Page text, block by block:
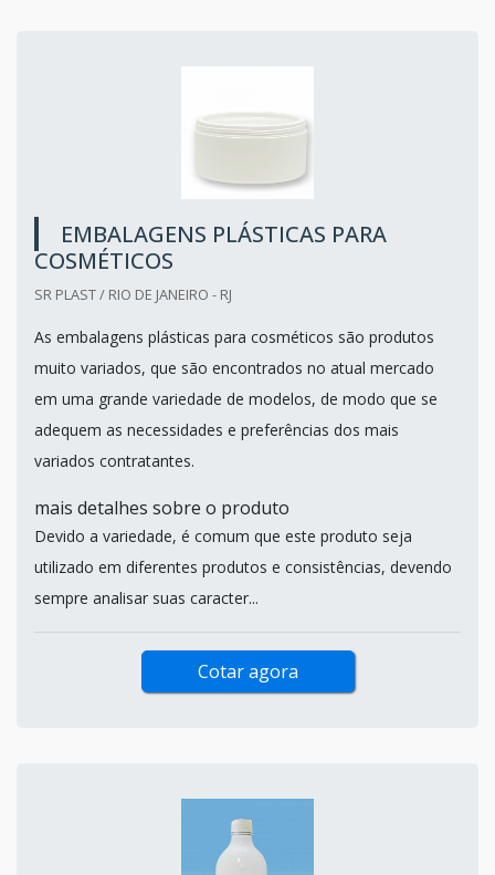
EMBALAGENS PLÁSTICAS PARA
COSMÉTICOS
SR PLAST / RIO DE JANEIRO - RJ
As embalagens plásticas para cosméticos são produtos
muito variados, que são encontrados no atual mercado
em uma grande variedade de modelos, de modo que se
adequem as necessidades e preferências dos mais
variados contratantes.
mais detalhes sobre o produto
Devido a variedade, é comum que este produto seja
utilizado em diferentes produtos e consistências, devendo
sempre analisar suas caracter...
Cotar agora